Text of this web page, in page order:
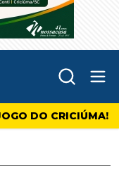
DO CRICIÚMA!